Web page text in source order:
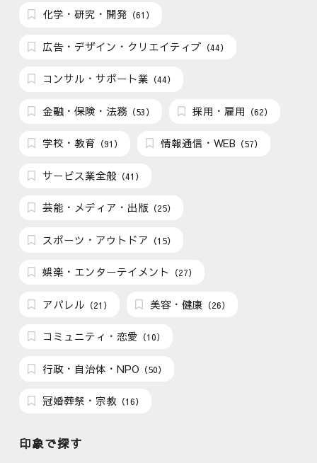
化学・研究・開発 （61）
広告・デザイン・クリエイティブ （44）
コンサル・サポート業 （44）
金融・保険・法務 （53） 採用・雇用 （62）
学校・教育 （91） 情報通信・WEB （57）
サービス業全般 （41）
芸能・メディア・出版 （25）
スポーツ・アウトドア （15）
娯楽・エンターテイメント （27）
アパレル （21） 美容・健康 （26）
コミュニティ・恋愛 （10）
行政・自治体・NPO （50）
冠婚葬祭・宗教 （16）
印象で探す